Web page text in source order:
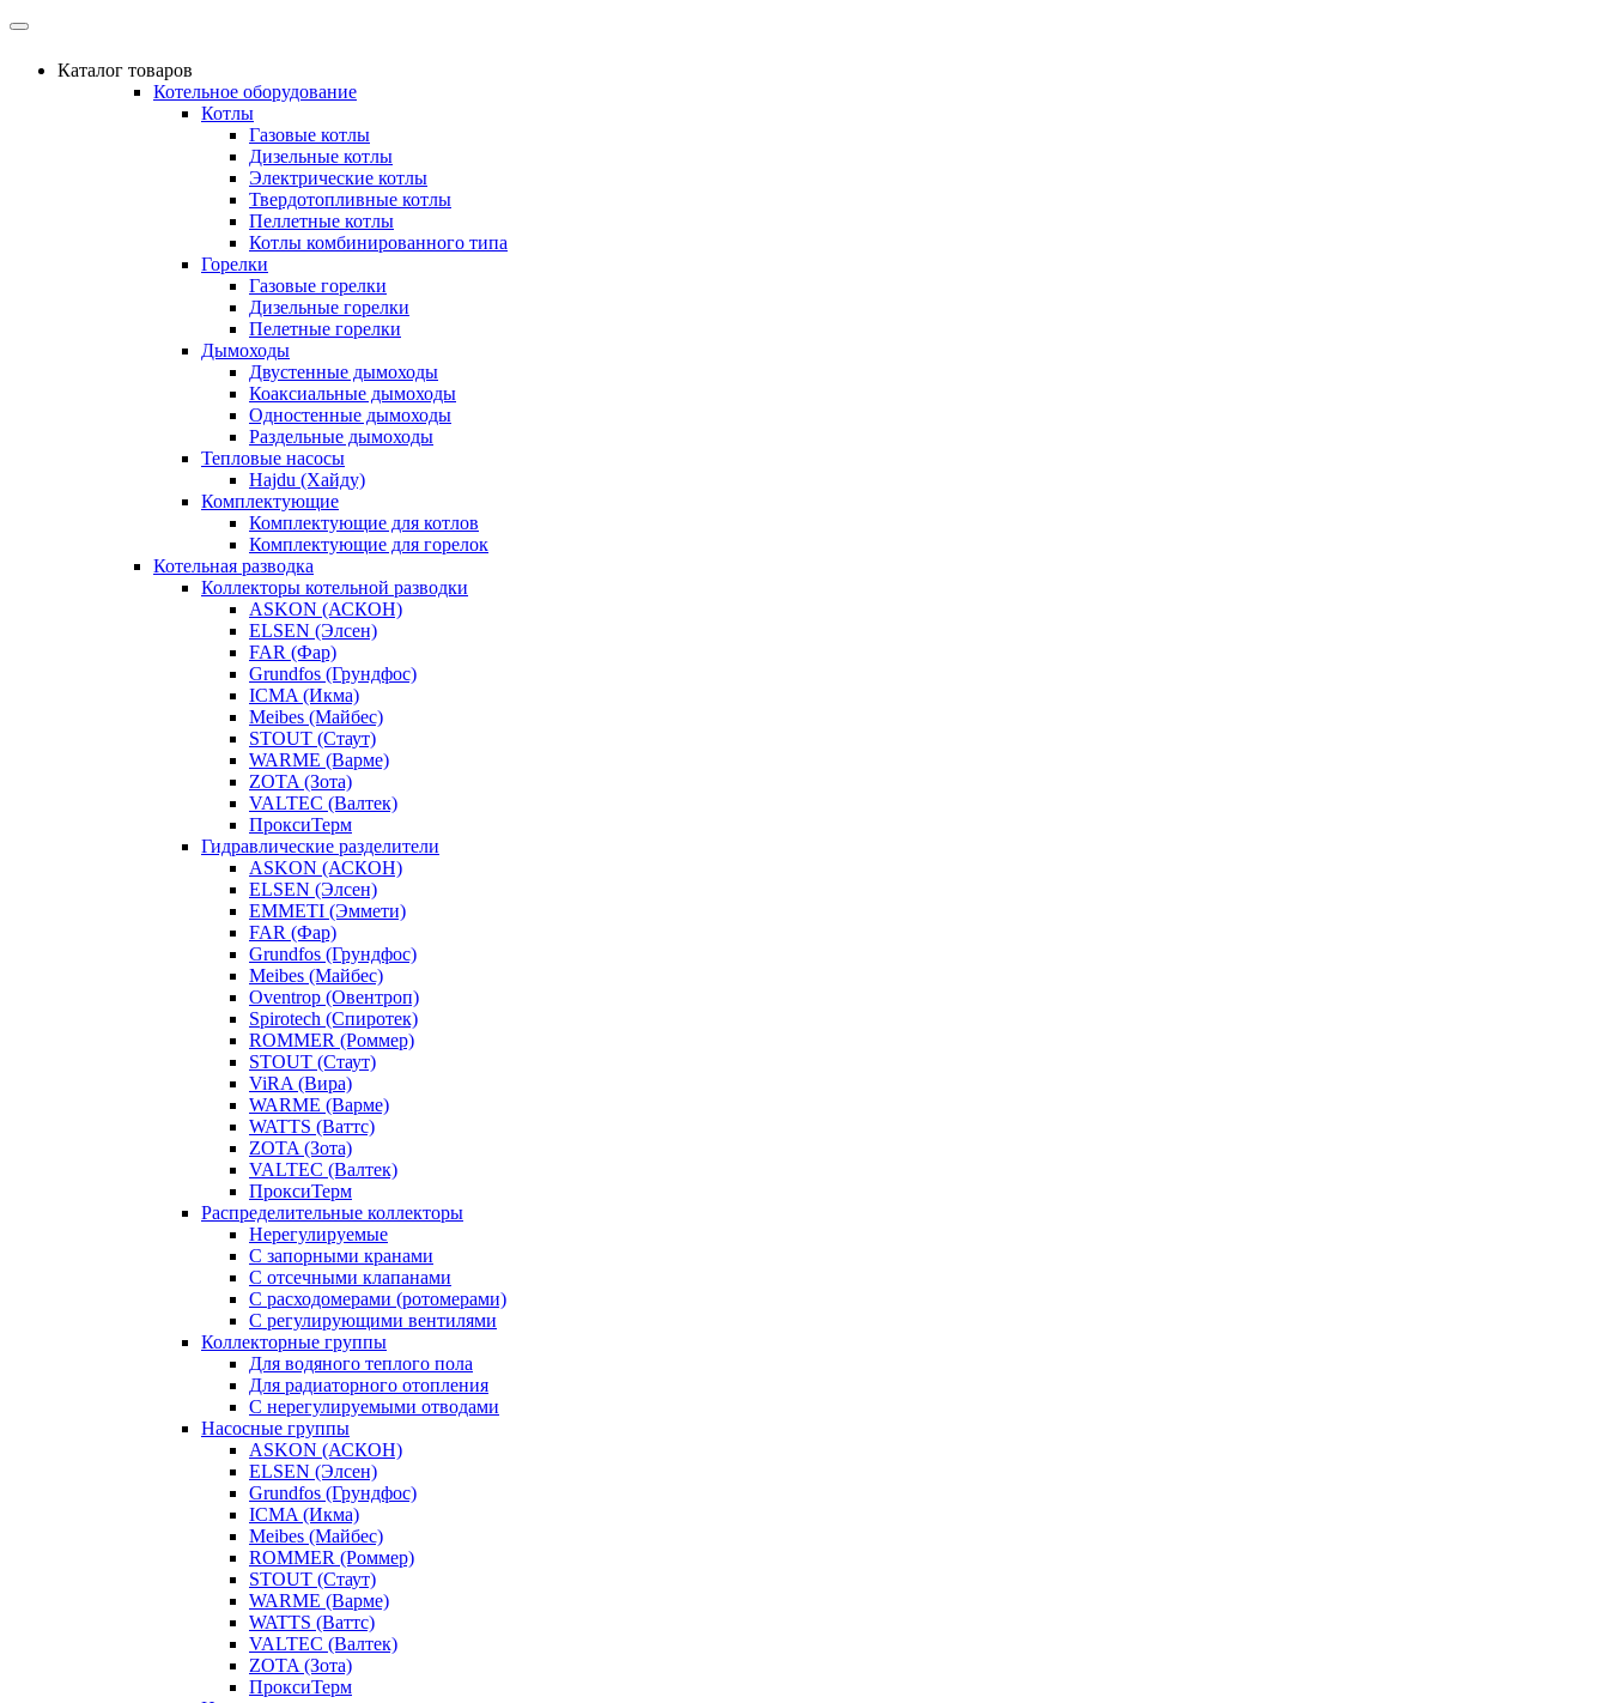
Каталог товаров
Котельное оборудование
Котлы
Газовые котлы
Дизельные котлы
Электрические котлы
Твердотопливные котлы
Пеллетные котлы
Котлы комбинированного типа
Горелки
Газовые горелки
Дизельные горелки
Пелетные горелки
Дымоходы
Двустенные дымоходы
Коаксиальные дымоходы
Одностенные дымоходы
Раздельные дымоходы
Тепловые насосы
Hajdu (Хайду)
Комплектующие
Комплектующие для котлов
Комплектующие для горелок
Котельная разводка
Коллекторы котельной разводки
ASKON (АСКОН)
ELSEN (Элсен)
FAR (Фар)
Grundfos (Грундфос)
ICMA (Икма)
Meibes (Майбес)
STOUT (Стаут)
WARME (Варме)
ZOTA (Зота)
VALTEC (Валтек)
ПроксиТерм
Гидравлические разделители
ASKON (АСКОН)
ELSEN (Элсен)
EMMETI (Эммети)
FAR (Фар)
Grundfos (Грундфос)
Meibes (Майбес)
Oventrop (Овентроп)
Spirotech (Спиротек)
ROMMER (Роммер)
STOUT (Стаут)
ViRA (Вира)
WARME (Варме)
WATTS (Ваттс)
ZOTA (Зота)
VALTEC (Валтек)
ПроксиТерм
Распределительные коллекторы
Нерегулируемые
С запорными кранами
С отсечными клапанами
С расходомерами (ротомерами)
С регулирующими вентилями
Коллекторные группы
Для водяного теплого пола
Для радиаторного отопления
С нерегулируемыми отводами
Насосные группы
ASKON (АСКОН)
ELSEN (Элсен)
Grundfos (Грундфос)
ICMA (Икма)
Meibes (Майбес)
ROMMER (Роммер)
STOUT (Стаут)
WARME (Варме)
WATTS (Ваттс)
VALTEC (Валтек)
ZOTA (Зота)
ПроксиТерм